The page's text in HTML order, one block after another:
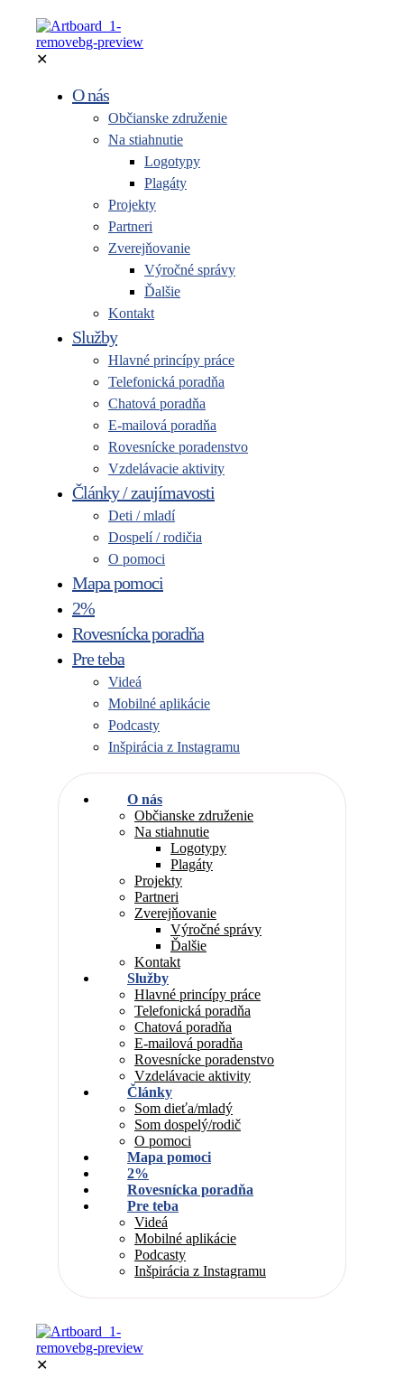
✕
O nás
Občianske združenie
Na stiahnutie
Logotypy
Plagáty
Projekty
Partneri
Zverejňovanie
Výročné správy
Ďalšie
Kontakt
Služby
Hlavné princípy práce
Telefonická poradňa
Chatová poradňa
E-mailová poradňa
Rovesnícke poradenstvo
Vzdelávacie aktivity
Články / zaujímavosti
Deti / mladí
Dospelí / rodičia
O pomoci
Mapa pomoci
2%
Rovesnícka poradňa
Pre teba
Videá
Mobilné aplikácie
Podcasty
Inšpirácia z Instagramu
O nás
Občianske združenie
Na stiahnutie
Logotypy
Plagáty
Projekty
Partneri
Zverejňovanie
Výročné správy
Ďalšie
Kontakt
Služby
Hlavné princípy práce
Telefonická poradňa
Chatová poradňa
E-mailová poradňa
Rovesnícke poradenstvo
Vzdelávacie aktivity
Články
Som dieťa/mladý
Som dospelý/rodič
O pomoci
Mapa pomoci
2%
Rovesnícka poradňa
Pre teba
Videá
Mobilné aplikácie
Podcasty
Inšpirácia z Instagramu
✕